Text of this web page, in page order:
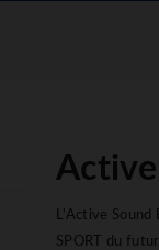
L'Active
SPORT du